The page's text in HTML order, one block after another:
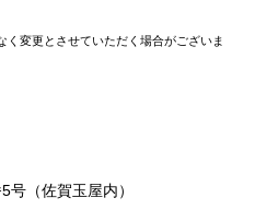
変更とさせていただく場合がございま
号（佐賀玉屋内）